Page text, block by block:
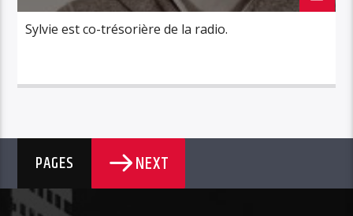
Sylvie est co-trésorière de la radio.
PAGES NEXT